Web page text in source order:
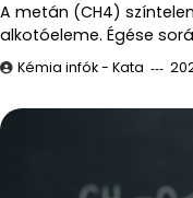
A metán (CH4)
alkotóeleme. Égése
Kémia infók - Kata